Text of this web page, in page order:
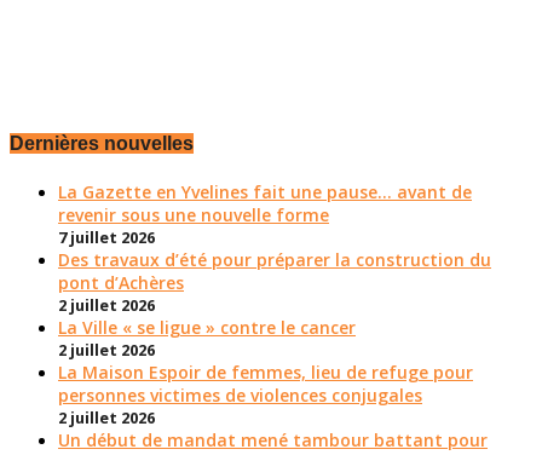
Dernières nouvelles
La Gazette en Yvelines fait une pause... avant de
revenir sous une nouvelle forme
7 juillet 2026
Des travaux d’été pour préparer la construction du
pont d’Achères
2 juillet 2026
La Ville « se ligue » contre le cancer
2 juillet 2026
La Maison Espoir de femmes, lieu de refuge pour
personnes victimes de violences conjugales
2 juillet 2026
Un début de mandat mené tambour battant pour